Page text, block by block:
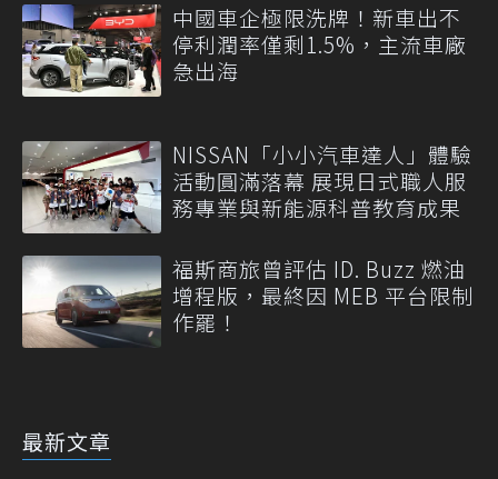
中國車企極限洗牌！新車出不
停利潤率僅剩1.5%，主流車廠
急出海
NISSAN「小小汽車達人」體驗
活動圓滿落幕 展現日式職人服
務專業與新能源科普教育成果
福斯商旅曾評估 ID. Buzz 燃油
增程版，最終因 MEB 平台限制
作罷！
最新文章